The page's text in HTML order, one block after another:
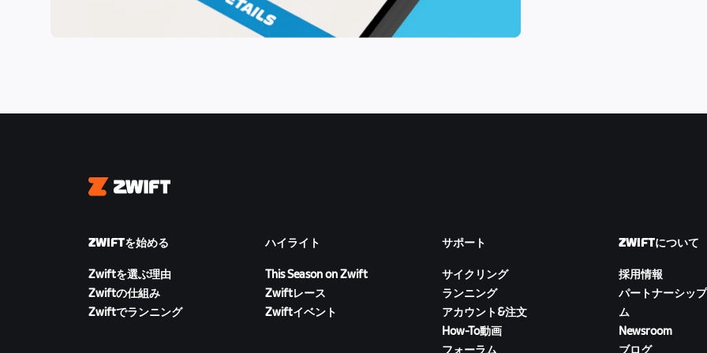
Zwift
ZWIFTを始める
Zwiftを選ぶ理由
Zwiftの仕組み
Zwiftでランニング
ハイライト
This Season on Zwift
Zwiftレース
Zwiftイベント
サポート
サイクリング
ランニング
アカウント&注文
How-To動画
フォーラム
ZWIFTについて
採用情報
パートナーシッ
ム
Newsroom
ブログ